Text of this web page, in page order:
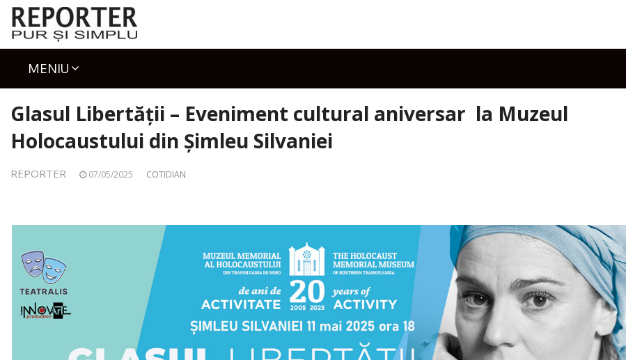
Skip
content
MENIU
Glasul Libertății – Eveniment cultural aniversar la Muzeul
Holocaustului din Șimleu Silvaniei
REPORTER 07/05/2025 COTIDIAN